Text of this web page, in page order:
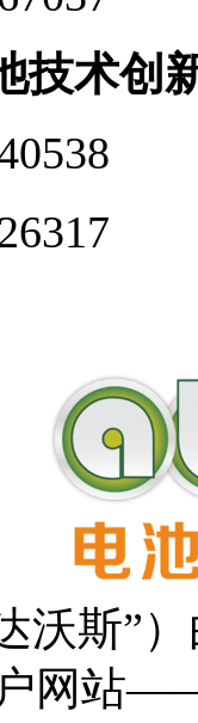
技术创
沃斯”
网站